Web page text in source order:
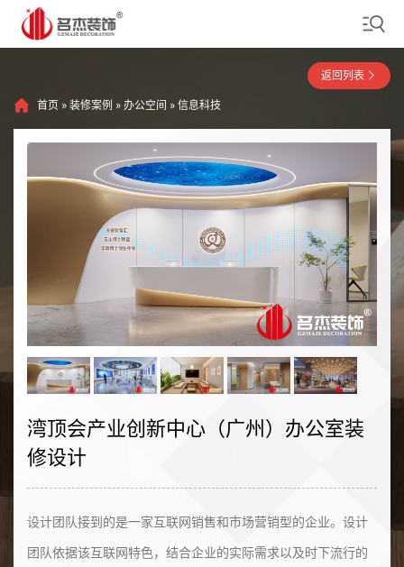
首页 » 装修案例 » 办公空间 » 信息科技
返回列表
湾顶会产业创新中心（广州）办公室装
修设计
设计团队接到的是一家互联网销售和市场营销型的企业。设计
团队依据该互联网特色，结合企业的实际需求以及时下流行的